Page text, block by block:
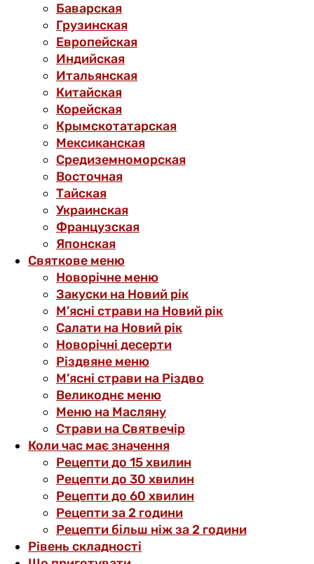
Баварская
Грузинская
Европейская
Индийская
Итальянская
Китайская
Корейская
Крымскотатарская
Мексиканская
Средиземноморская
Восточная
Тайская
Украинская
Французская
Японская
Святкове меню
Новорічне меню
Закуски на Новий рік
М’ясні страви на Новий рік
Салати на Новий рік
Новорічні десерти
Різдвяне меню
М’ясні страви на Різдво
Великоднє меню
Меню на Масляну
Страви на Святвечір
Коли час має значення
Рецепти до 15 хвилин
Рецепти до 30 хвилин
Рецепти до 60 хвилин
Рецепти за 2 години
Рецепти більш ніж за 2 години
Рівень складності